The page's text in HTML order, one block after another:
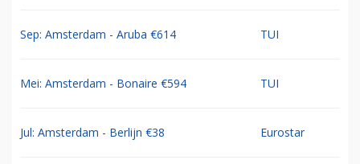
Sep: Amsterdam - Aruba €614 TUI
Mei: Amsterdam - Bonaire €594 TUI
Jul: Amsterdam - Berlijn €38 Eurostar